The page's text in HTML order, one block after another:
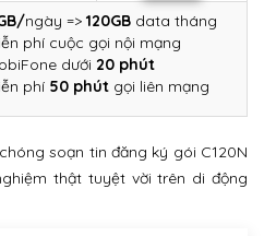
ngày => 120GB data tháng
phí cuộc gọi nội mạng
dưới 20 phút
phí 50 phút gọi liên mạng
soạn tin đăng ký gói C120N
thật tuyệt vời trên di động